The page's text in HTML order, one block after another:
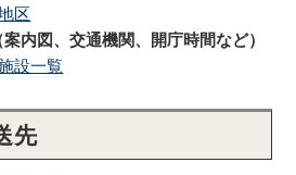
区
内図、交通機関、開庁時間など）
設一覧
先